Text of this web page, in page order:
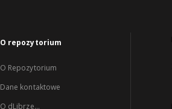
O repozytorium
O Repozytorium
Dane kontaktowe
O dLibrze...